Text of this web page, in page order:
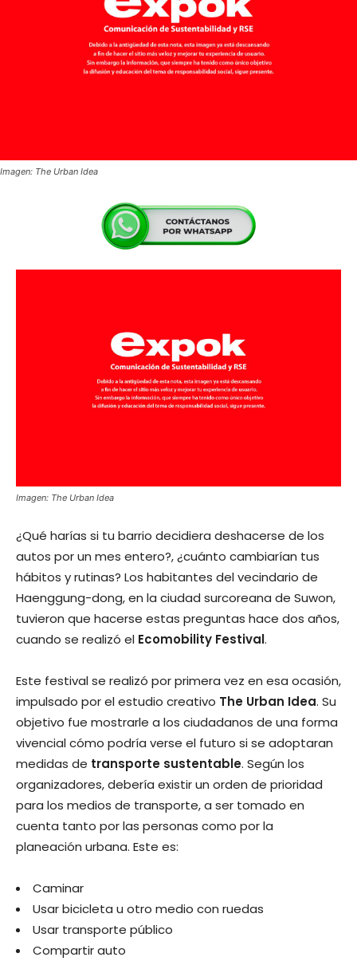
Imagen: The Urban Idea
Imagen: The Urban Idea
¿Qué harías si tu barrio decidiera deshacerse de los
autos por un mes entero?, ¿cuánto cambiarían tus
hábitos y rutinas? Los habitantes del vecindario de
Haenggung-dong, en la ciudad surcoreana de Suwon,
tuvieron que hacerse estas preguntas hace dos años,
cuando se realizó el Ecomobility Festival.
Este festival se realizó por primera vez en esa ocasión,
impulsado por el estudio creativo The Urban Idea. Su
objetivo fue mostrarle a los ciudadanos de una forma
vivencial cómo podría verse el futuro si se adoptaran
medidas de transporte sustentable. Según los
organizadores, debería existir un orden de prioridad
para los medios de transporte, a ser tomado en
cuenta tanto por las personas como por la
planeación urbana. Este es:
Caminar
Usar bicicleta u otro medio con ruedas
Usar transporte público
Compartir auto